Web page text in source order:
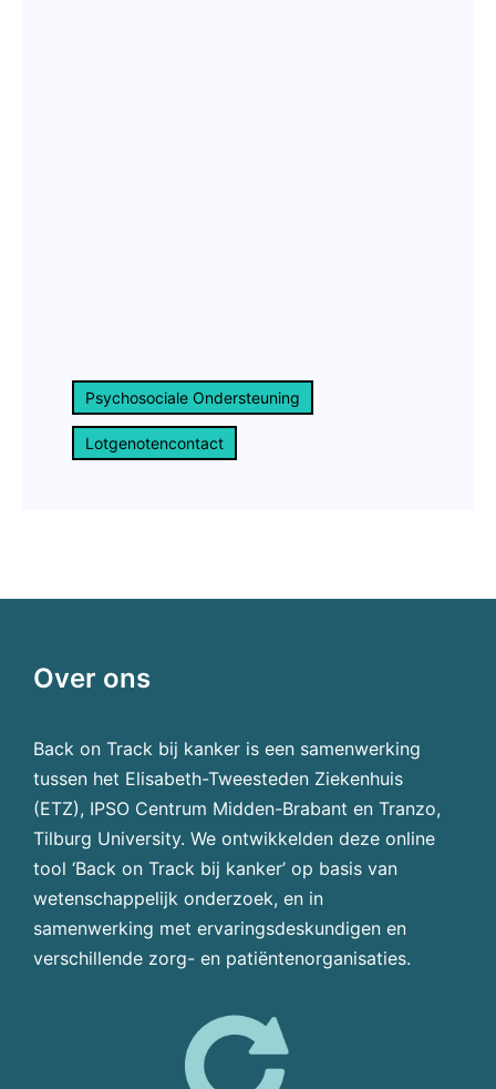
Psychosociale Ondersteuning
Lotgenotencontact
Over ons
Back on Track bij kanker is een samenwerking
tussen het Elisabeth-Tweesteden Ziekenhuis
(ETZ), IPSO Centrum Midden-Brabant en Tranzo,
Tilburg University. We ontwikkelden deze online
tool ‘Back on Track bij kanker’ op basis van
wetenschappelijk onderzoek, en in
samenwerking met ervaringsdeskundigen en
verschillende zorg- en patiëntenorganisaties.